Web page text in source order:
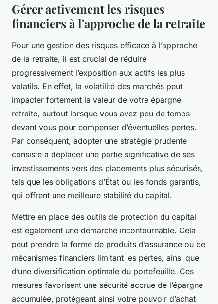
Gérer activement les risques
financiers à l’approche de la retraite
Pour une gestion des risques efficace à l’approche
de la retraite, il est crucial de réduire
progressivement l’exposition aux actifs les plus
volatils. En effet, la volatilité des marchés peut
impacter fortement la valeur de votre épargne
retraite, surtout lorsque vous avez peu de temps
devant vous pour compenser d’éventuelles pertes.
Par conséquent, adopter une stratégie prudente
consiste à déplacer une partie significative de ses
investissements vers des placements plus sécurisés,
tels que les obligations d’État ou les fonds garantis,
qui offrent une meilleure stabilité du capital.
Mettre en place des outils de protection du capital
est également une démarche incontournable. Cela
peut prendre la forme de produits d’assurance ou de
mécanismes financiers limitant les pertes, ainsi que
d’une diversification optimale du portefeuille. Ces
mesures favorisent une sécurité accrue de l’épargne
accumulée, protégeant ainsi votre pouvoir d’achat